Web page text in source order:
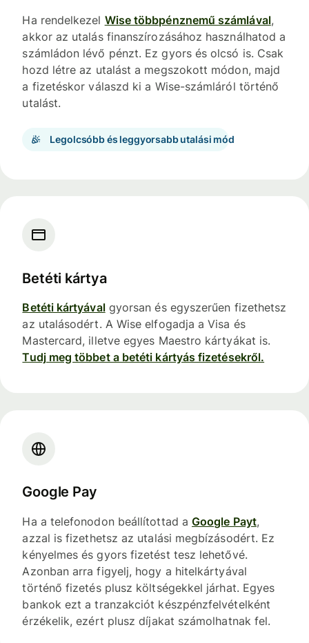
Ha rendelkezel Wise többpénznemű számlával,
akkor az utalás finanszírozásához használhatod a
számládon lévő pénzt. Ez gyors és olcsó is. Csak
hozd létre az utalást a megszokott módon, majd
a fizetéskor válaszd ki a Wise-számláról történő
utalást.
Legolcsóbb és leggyorsabb utalási mód
Betéti kártya
Betéti kártyávalgyorsan és egyszerűen fizethetsz
az utalásodért. A Wise elfogadja a Visa és
Mastercard, illetve egyes Maestro kártyákat is.
Tudj meg többet a betéti kártyás fizetésekről.
Google Pay
Ha a telefonodon beállítottad a Google Payt,
azzal is fizethetsz az utalási megbízásodért. Ez
kényelmes és gyors fizetést tesz lehetővé.
Azonban arra figyelj, hogy a hitelkártyával
történő fizetés plusz költségekkel járhat. Egyes
bankok ezt a tranzakciót készpénzfelvételként
érzékelik, ezért plusz díjakat számolhatnak fel.